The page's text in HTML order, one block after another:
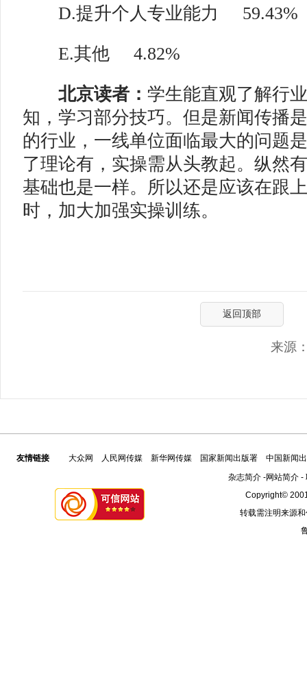
D.提升个人专业能力 59.43%
E.其他 4.82%
北京读者： 学生能直观了解行
知，学习部分技巧。但是新闻传播
的行业，一线单位面临最大的问题
了理论有，实操需从头教起。纵然
基础也是一样。所以还是应该在跟
时，加大加强实操训练。
返回顶部
来源
友情链接 大众网 人民网传媒 新华网传媒 国家新闻出版署
中国新闻
杂志简介-网站简介-
Copyright©
转载需注明来源